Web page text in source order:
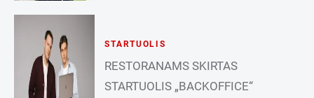
STARTUOLIS
RESTORANAMS SKIRTAS
STARTUOLIS „BACKOFFICE“